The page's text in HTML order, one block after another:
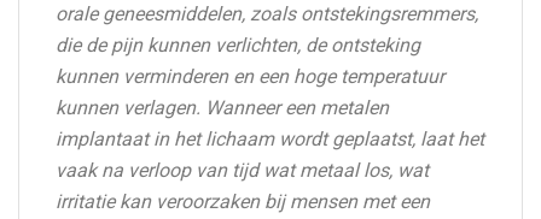
orale geneesmiddelen, zoals ontstekingsremmers,
die de pijn kunnen verlichten, de ontsteking
kunnen verminderen en een hoge temperatuur
kunnen verlagen. Wanneer een metalen
implantaat in het lichaam wordt geplaatst, laat het
vaak na verloop van tijd wat metaal los, wat
irritatie kan veroorzaken bij mensen met een